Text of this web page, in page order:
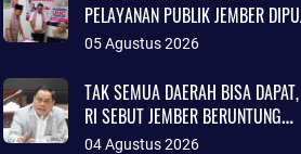
PELAYANAN PUBLIK JEMBER
DAERAH DISEBUT SETARA KLINIK
05 Agustus 2026
TAK SEMUA DAERAH BISA
RI SEBUT JEMBER BERUNTUNG
AJUKAN DANA TALANGAN Rp786
04 Agustus 2026